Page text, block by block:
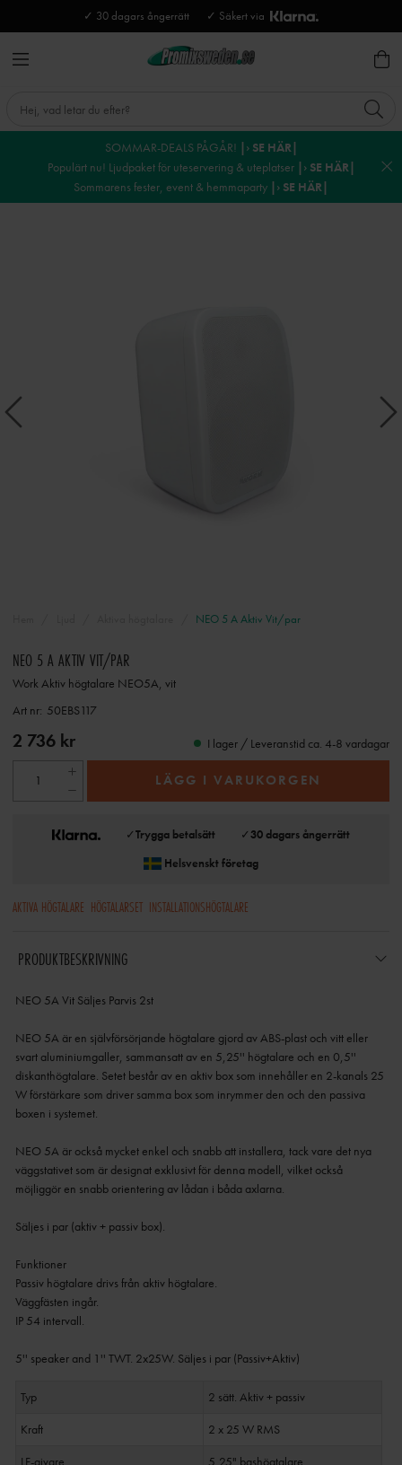
✓ 30 dagars ångerrätt ✓ Säkert via
SOMMAR-DEALS PÅGÅR! |› SE HÄR|
Populärt nu! Ljudpaket för uteservering & uteplatser |› SE HÄR|
Sommarens fester, event & hemmaparty |› SE HÄR|
NEO 5 A Aktiv Vit/par
NEO 5 A AKTIV VIT/PAR
Work Aktiv högtalare NEO5A, vit
Art nr: 50EBS117
2 736 kr I lager / Leveranstid ca. 4-8 vardagar
LÄGG I VARUKORGEN
✓Trygga betalsätt ✓30 dagars ångerrätt
Helsvenskt företag
AKTIVA HÖGTALARE HÖGTALARSET INSTALLATIONSHÖGTALARE
PRODUKTBESKRIVNING
NEO 5A Vit Säljes Parvis 2st
NEO 5A är en självförsörjande högtalare gjord av ABS-plast och vitt eller
svart aluminiumgaller, sammansatt av en 5,25'' högtalare och en 0,5''
diskanthögtalare. Setet består av en aktiv box som innehåller en 2-kanals 25
W förstärkare som driver samma box som inrymmer den och den passiva
boxen i systemet.
NEO 5A är också mycket enkel och snabb att installera, tack vare det nya
väggstativet som är designat exklusivt för denna modell, vilket också
möjliggör en snabb orientering av lådan i båda axlarna.
Säljes i par (aktiv + passiv box).
Funktioner
Passiv högtalare drivs från aktiv högtalare.
Väggfästen ingår.
IP 54 intervall.
Typ 2 sätt. Aktiv + passiv
Kraft
2 x 25 W RMS
LF-givare
5,25" bashögtalare